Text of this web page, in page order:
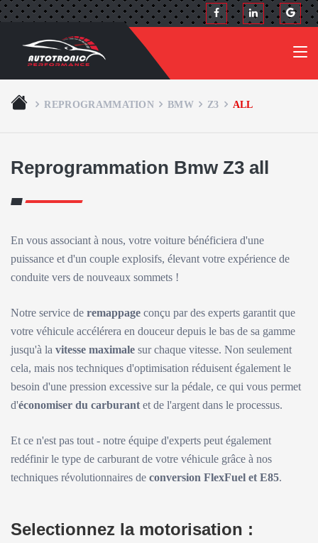
REPROGRAMMATION BMW Z3 ALL
Reprogrammation Bmw Z3 all
En vous associant à nous, votre voiture bénéficiera d'une
puissance et d'un couple explosifs, élevant votre expérience de
conduite vers de nouveaux sommets !
Notre service de remappage conçu par des experts garantit que
votre véhicule accélérera en douceur depuis le bas de sa gamme
jusqu'à la vitesse maximale sur chaque vitesse. Non seulement
cela, mais nos techniques d'optimisation réduisent également le
besoin d'une pression excessive sur la pédale, ce qui vous permet
d'économiser du carburant et de l'argent dans le processus.
Et ce n'est pas tout - notre équipe d'experts peut également
redéfinir le type de carburant de votre véhicule grâce à nos
techniques révolutionnaires de conversion FlexFuel et E85.
Selectionnez la motorisation :